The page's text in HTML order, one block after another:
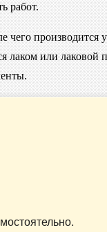
работ.
производится
лаком или